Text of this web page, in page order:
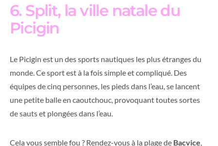
6. Split, la ville natale du
Picigin
Le Picigin est un des sports nautiques les plus étranges du
monde. Ce sport est à la fois simple et compliqué. Des
équipes de cinq personnes, les pieds dans l’eau, se lancent
une petite balle en caoutchouc, provoquant toutes sortes
de sauts et plongées dans l’eau.
Cela vous semble fou ? Rendez-vous à la plage de Bacvice,